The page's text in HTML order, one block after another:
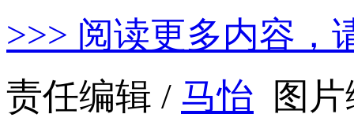
>>> 阅读更多内容，
责任编辑 / 马怡 图